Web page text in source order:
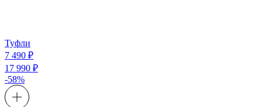
Туфли
7 490 ₽
17 990 ₽
-58%